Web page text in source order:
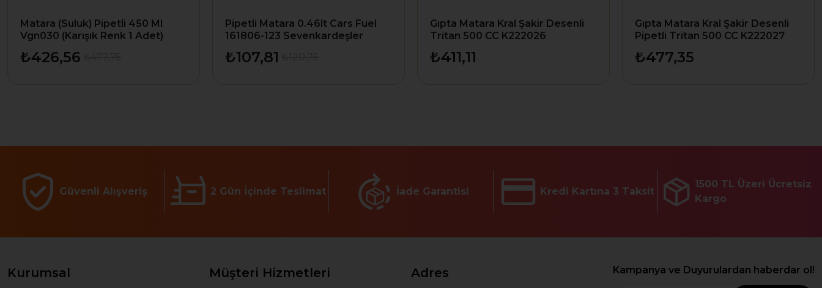
Matara (Suluk) Pipetli 450 Ml
Vgn030 (Karışık Renk 1 Adet)
₺426,56
Pipetli Matara 0.46lt Cars Fuel
161806-123 Sevenkardeşler
₺107,81
Gıpta Matara Kral Şakir Desenli
Tritan 500 CC K222026
₺411,11
Gıpta Matara Kral Şakir Desenli
Pipetli Tritan 500 CC K222027
₺477,35
Güvenli Alışveriş 2 Gün İçinde Teslimat İade Garantisi Kredi Kartına 3 Taksit
1500 TL Üzeri Ücretsiz
Kargo
Kurumsal Müşteri Hizmetleri Adres Kampanya ve Duyurulardan haberdar ol!